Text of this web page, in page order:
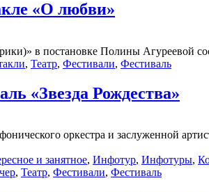
«О любви»
в постановке Полины Агуреевой
, Театр, Фестивали, Фестиваль
«Звезда Рождества»
оркестра и заслуженной
и занятное, Инфотур, Инфотуры,
, Театр, Фестивали, Фестиваль